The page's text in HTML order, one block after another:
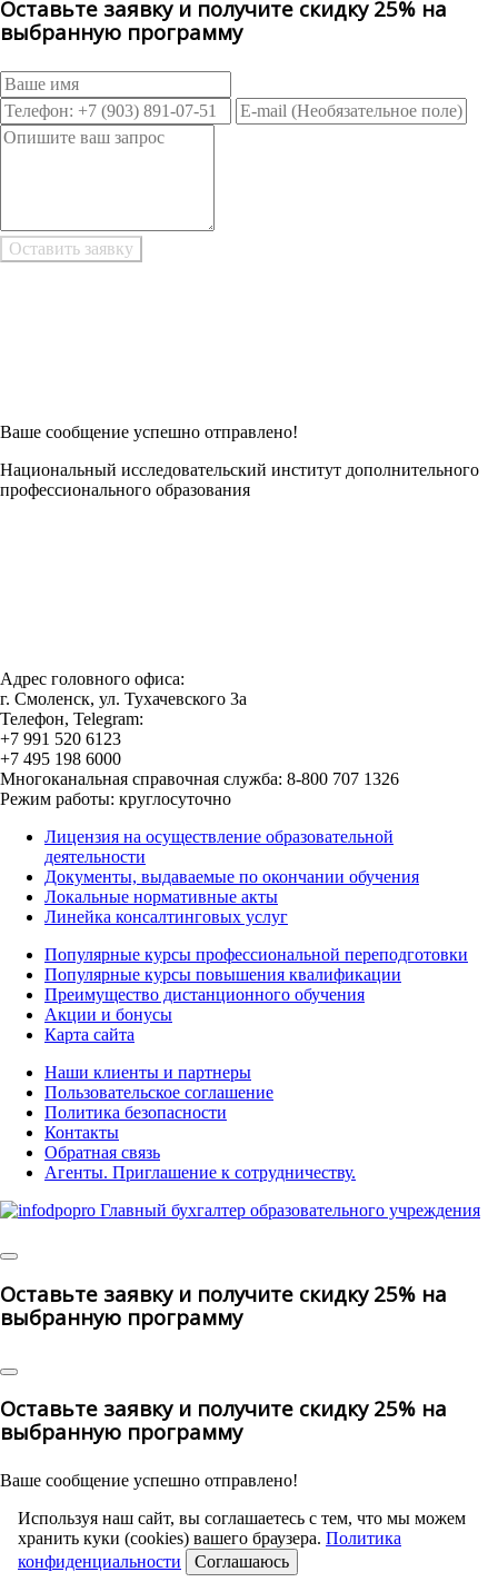
Оставьте заявку и получите скидку 25% на
выбранную программу
Ваше сообщение успешно отправлено!
Национальный исследовательский институт дополнительного
профессионального образования
Адрес головного офиса:
г. Смоленск, ул. Тухачевского 3а
Телефон, Telegram:
+7 991 520 6123
+7 495 198 6000
Многоканальная справочная служба: 8-800 707 1326
Режим работы: круглосуточно
Лицензия на осуществление образовательной
деятельности
Документы, выдаваемые по окончании обучения
Локальные нормативные акты
Линейка консалтинговых услуг
Популярные курсы профессиональной переподготовки
Популярные курсы повышения квалификации
Преимущество дистанционного обучения
Акции и бонусы
Карта сайта
Наши клиенты и партнеры
Пользовательское соглашение
Политика безопасности
Контакты
Обратная связь
Агенты. Приглашение к сотрудничеству.
Оставьте заявку и получите скидку 25% на
выбранную программу
Оставьте заявку и получите скидку 25% на
выбранную программу
Ваше сообщение успешно отправлено!
Используя наш сайт, вы соглашаетесь с тем, что мы можем
хранить куки (cookies) вашего браузера. Политика
конфиденциальности
Соглашаюсь